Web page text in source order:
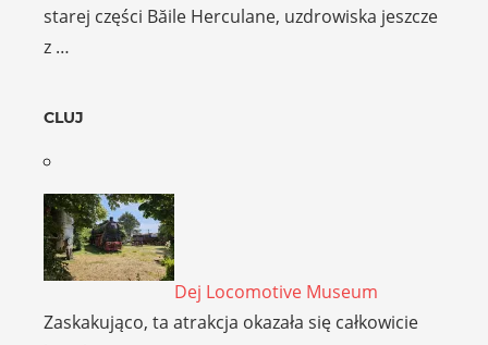
starej części Băile Herculane, uzdrowiska jeszcze
z …
CLUJ
Dej Locomotive Museum
Zaskakująco, ta atrakcja okazała się całkowicie